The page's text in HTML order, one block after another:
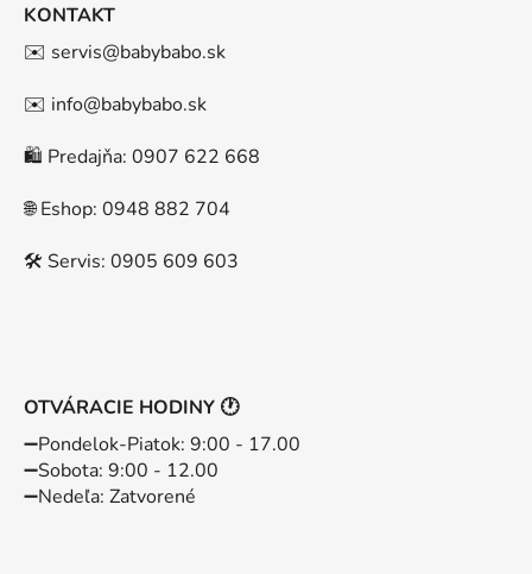
KONTAKT
✉️ servis@babybabo.sk
✉️ info@babybabo.sk
🛍️ Predajňa: 0907 622 668
🌐 Eshop: 0948 882 704
🛠️ Servis: 0905 609 603
OTVÁRACIE HODINY 🕐
➖️Pondelok-Piatok: 9:00 - 17.00
➖️Sobota: 9:00 - 12.00
➖️Nedeľa: Zatvorené